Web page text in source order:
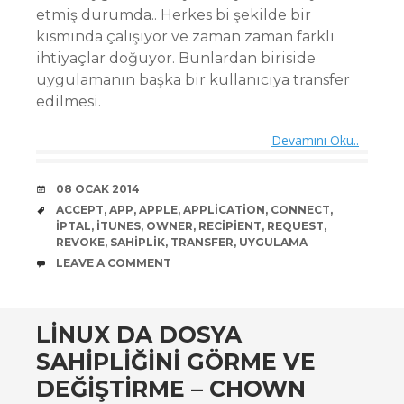
etmiş durumda.. Herkes bi şekilde bir
kısmında çalışıyor ve zaman zaman farklı
ihtiyaçlar doğuyor. Bunlardan biriside
uygulamanın başka bir kullanıcıya transfer
edilmesi.
Devamını Oku..
DATE
08 OCAK 2014
TAGS
ACCEPT, APP, APPLE, APPLICATION, CONNECT,
IPTAL, ITUNES, OWNER, RECIPIENT, REQUEST,
REVOKE, SAHIPLIK, TRANSFER, UYGULAMA
COMMENTS
LEAVE A COMMENT
LINUX DA DOSYA
SAHIPLIĞINI GÖRME VE
DEĞIŞTIRME – CHOWN